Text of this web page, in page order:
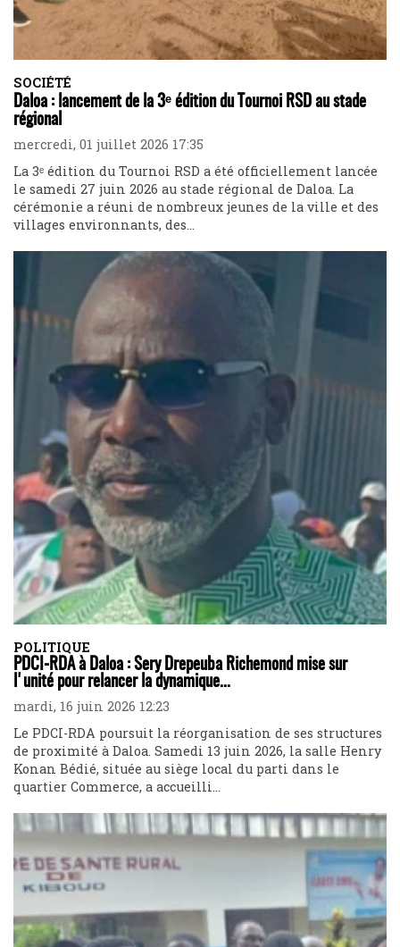
SOCIÉTÉ
Daloa : lancement de la 3ᵉ édition du Tournoi RSD au stade
régional
mercredi, 01 juillet 2026 17:35
La 3ᵉ édition du Tournoi RSD a été officiellement lancée
le samedi 27 juin 2026 au stade régional de Daloa. La
cérémonie a réuni de nombreux jeunes de la ville et des
villages environnants, des...
POLITIQUE
PDCI-RDA à Daloa : Sery Drepeuba Richemond mise sur
l'unité pour relancer la dynamique...
mardi, 16 juin 2026 12:23
Le PDCI-RDA poursuit la réorganisation de ses structures
de proximité à Daloa. Samedi 13 juin 2026, la salle Henry
Konan Bédié, située au siège local du parti dans le
quartier Commerce, a accueilli...